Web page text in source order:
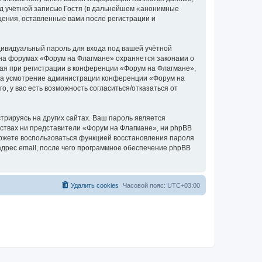
записью Гостя (в дальнейшем «анонимные
оставленные вами после регистрации и
пароль для входа под вашей учётной
форумах «Форум на Флагмане» охраняется законами о
при регистрации в конференции «Форум на Флагмане»,
усмотрение администрации конференции «Форум на
вас есть возможность согласиться/отказаться от
на других сайтах. Ваш пароль является
ни представители «Форум на Флагмане», ни phpBB
воспользоваться функцией восстановления пароля
email, после чего программное обеспечение phpBB
Часовой пояс: UTC+03:00
Удалить cookies